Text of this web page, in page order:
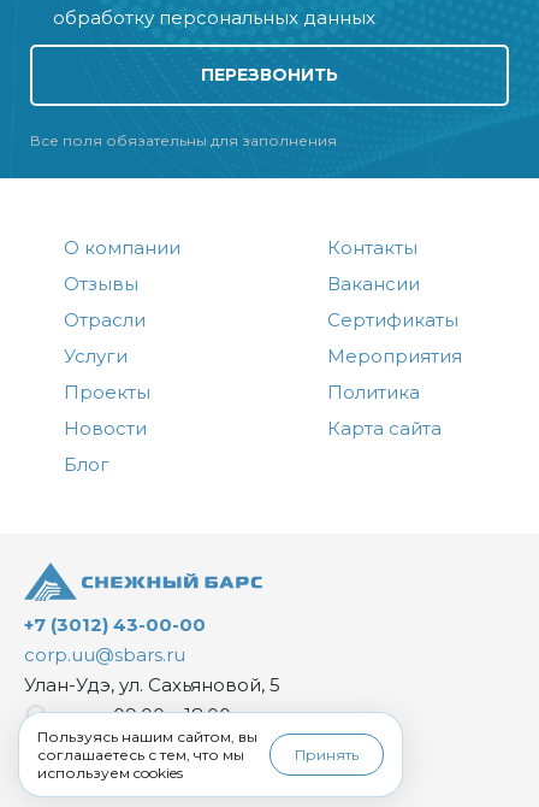
обработку персональных данных
ПЕРЕЗВОНИТЬ
Все поля обязательны для заполнения
О компании
Отзывы
Отрасли
Услуги
Проекты
Новости
Блог
Контакты
Вакансии
Сертификаты
Мероприятия
Политика
Карта сайта
+7 (3012) 43-00-00
corp.uu@sbars.ru
Улан-Удэ, ул. Сахьяновой, 5
пн-пт: 09:00 – 18:00
Пользуясь нашим сайтом, вы
соглашаетесь с тем, что мы
используем cookies
Принять